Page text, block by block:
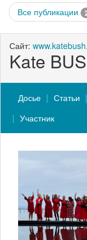
Все публикации
Сайт:
Kate
Досье Статьи
Участник